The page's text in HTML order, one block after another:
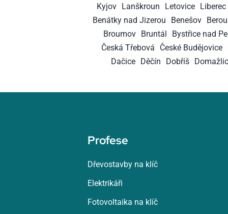
Kyjov Lanškroun Letovice Liberec
Benátky nad Jizerou
Benešov
Broumov Bruntál Bystřice nad
Česká Třebová
České Budějovice
Dačice Děčín Dobříš
Profese
Dřevostavby na klíč
Elektrikáři
Fotovoltaika na klíč